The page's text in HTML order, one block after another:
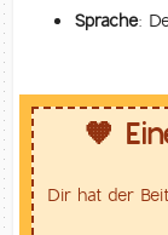
Sprache:
🧡
Dir hat der